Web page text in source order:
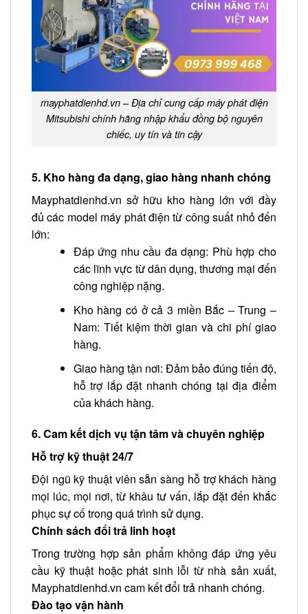
mayphatdienhd.vn – Địa chỉ cung cấp máy phát điện
Mitsubishi chính hãng nhập khẩu đồng bộ nguyên
chiếc, uy tín và tin cậy
5. Kho hàng đa dạng, giao hàng nhanh chóng
Mayphatdienhd.vn sở hữu kho hàng lớn với đầy
đủ các model máy phát điện từ công suất nhỏ đến
lớn:
Đáp ứng nhu cầu đa dạng: Phù hợp cho
các lĩnh vực từ dân dụng, thương mại đến
công nghiệp nặng.
Kho hàng có ở cả 3 miền Bắc – Trung –
Nam: Tiết kiệm thời gian và chi phí giao
hàng.
Giao hàng tận nơi: Đảm bảo đúng tiến độ,
hỗ trợ lắp đặt nhanh chóng tại địa điểm
của khách hàng.
6. Cam kết dịch vụ tận tâm và chuyên nghiệp
Hỗ trợ kỹ thuật 24/7
Đội ngũ kỹ thuật viên sẵn sàng hỗ trợ khách hàng
mọi lúc, mọi nơi, từ khâu tư vấn, lắp đặt đến khắc
phục sự cố trong quá trình sử dụng.
Chính sách đổi trả linh hoạt
Trong trường hợp sản phẩm không đáp ứng yêu
cầu kỹ thuật hoặc phát sinh lỗi từ nhà sản xuất,
Mayphatdienhd.vn cam kết đổi trả nhanh chóng.
Đào tạo vận hành